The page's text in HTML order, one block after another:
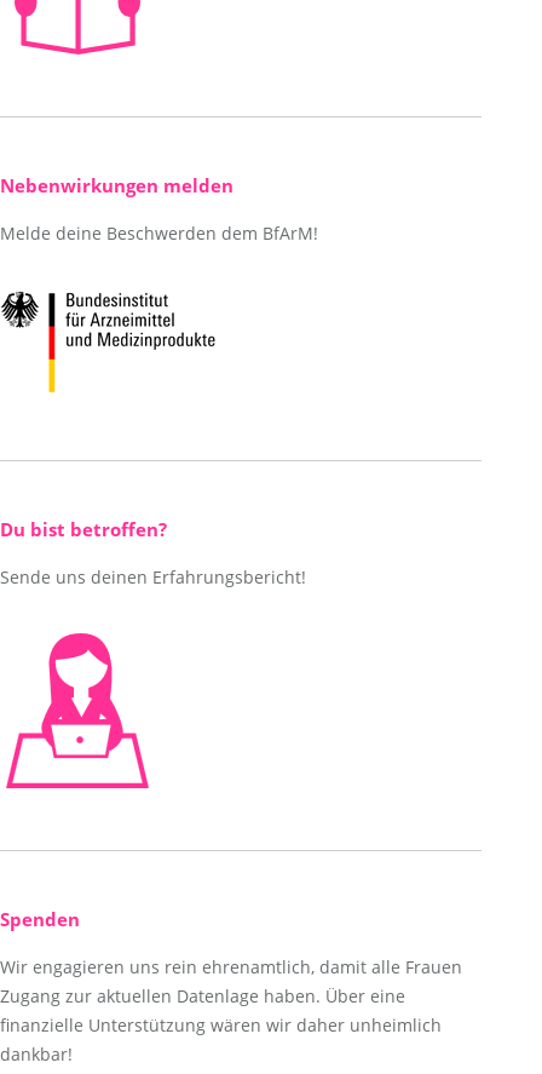
Nebenwirkungen melden
Melde deine Beschwerden dem BfArM!
Du bist betroffen?
Sende uns deinen Erfahrungsbericht!
Spenden
Wir engagieren uns rein ehrenamtlich, damit alle Frauen
Zugang zur aktuellen Datenlage haben. Über eine
finanzielle Unterstützung wären wir daher unheimlich
dankbar!